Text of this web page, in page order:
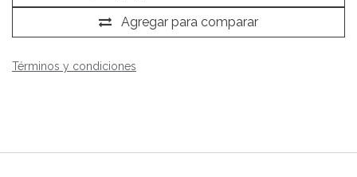
Agregar para comparar
Términos y condiciones